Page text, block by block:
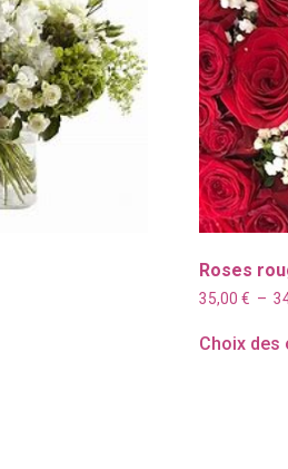
€
Roses
35,00 € –
Choix des